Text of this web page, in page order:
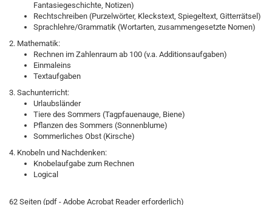
Fantasiegeschichte, Notizen)
Rechtschreiben (Purzelwörter, Kleckstext, Spiegeltext, Gitterrätsel)
Sprachlehre/Grammatik (Wortarten, zusammengesetzte Nomen)
2. Mathematik:
Rechnen im Zahlenraum ab 100 (v.a. Additionsaufgaben)
Einmaleins
Textaufgaben
3. Sachunterricht:
Urlaubsländer
Tiere des Sommers (Tagpfauenauge, Biene)
Pflanzen des Sommers (Sonnenblume)
Sommerliches Obst (Kirsche)
4. Knobeln und Nachdenken:
Knobelaufgabe zum Rechnen
Logical
62 Seiten (pdf - Adobe Acrobat Reader erforderlich)